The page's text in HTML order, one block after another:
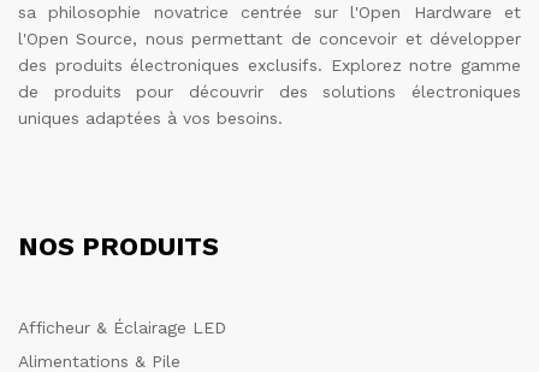
sa philosophie novatrice centrée sur l'Open Hardware et
l'Open Source, nous permettant de concevoir et développer
des produits électroniques exclusifs. Explorez notre gamme
de produits pour découvrir des solutions électroniques
uniques adaptées à vos besoins.
NOS PRODUITS
Afficheur & Éclairage LED
Alimentations & Pile